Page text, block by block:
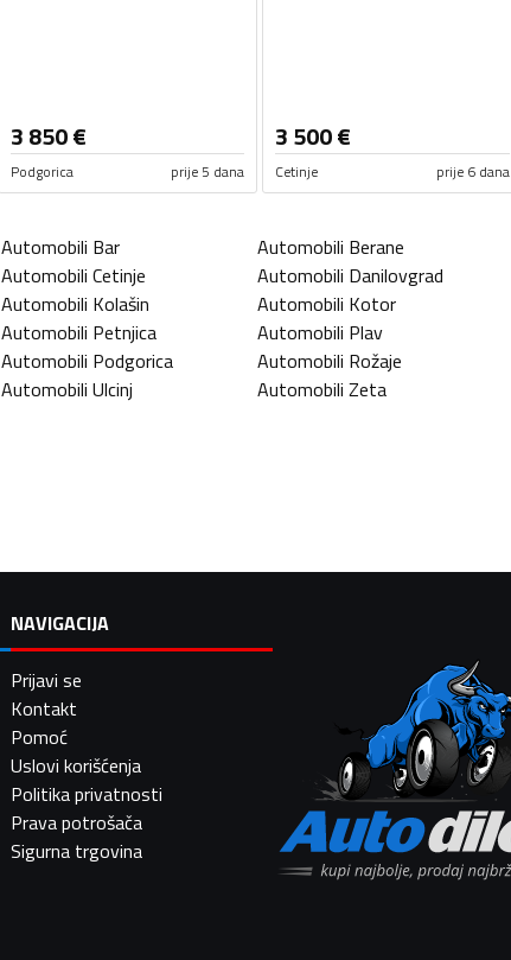
3 850€
Podgorica prije 5 dana
3 500€
Cetinje prije 6 dana
Automobili Bar Automobili Berane
Automobili Cetinje Automobili Danilovgrad
Automobili Kolašin Automobili Kotor
Automobili Petnjica Automobili Plav
Automobili Podgorica Automobili Rožaje
Automobili Ulcinj Automobili Zeta
NAVIGACIJA
Prijavi se
Kontakt
Pomoć
Uslovi korišćenja
Politika privatnosti
Prava potrošača
Sigurna trgovina